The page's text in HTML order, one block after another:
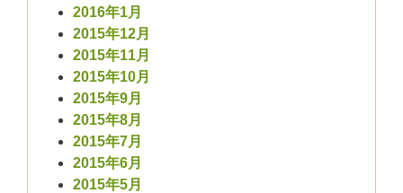
2016年1月
2015年12月
2015年11月
2015年10月
2015年9月
2015年8月
2015年7月
2015年6月
2015年5月